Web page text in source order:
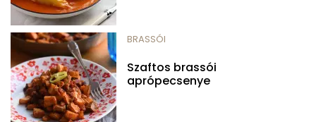
BRASSÓI
Szaftos brassói
aprópecsenye